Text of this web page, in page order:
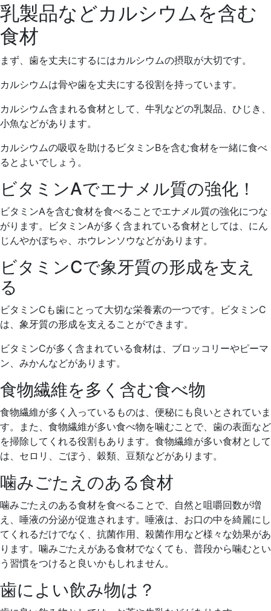
乳製品などカルシウムを含む
食材
まず、歯を丈夫にするにはカルシウムの摂取が大切です。
カルシウムは骨や歯を丈夫にする役割を持っています。
カルシウム含まれる食材として、牛乳などの乳製品、ひじき、
小魚などがあります。
カルシウムの吸収を助けるビタミンBを含む食材を一緒に食べ
るとよいでしょう。
ビタミンAでエナメル質の強化！
ビタミンAを含む食材を食べることでエナメル質の強化につな
がります。ビタミンAが多く含まれている食材としては、にん
じんやかぼちゃ、ホウレンソウなどがあります。
ビタミンCで象牙質の形成を支え
る
ビタミンCも歯にとって大切な栄養素の一つです。ビタミンC
は、象牙質の形成を支えることができます。
ビタミンCが多く含まれている食材は、ブロッコリーやピーマ
ン、みかんなどがあります。
食物繊維を多く含む食べ物
食物繊維が多く入っているものは、便秘にも良いとされていま
す。また、食物繊維が多い食べ物を噛むことで、歯の表面など
を掃除してくれる役割もあります。食物繊維が多い食材として
は、セロリ、ごぼう、穀類、豆類などがあります。
噛みごたえのある食材
噛みごたえのある食材を食べることで、自然と咀嚼回数が増
え、唾液の分泌が促進されます。唾液は、お口の中を綺麗にし
てくれるだけでなく、抗菌作用、殺菌作用など様々な効果があ
ります。噛みごたえがある食材でなくても、普段から噛むとい
う習慣をつけると良いかもしれません。
歯によい飲み物は？